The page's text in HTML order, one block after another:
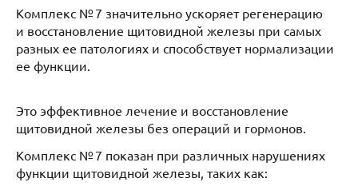
Комплекс № 7 значительно ускоряет регенерацию
и восстановление щитовидной железы при самых
разных ее патологиях и способствует нормализации
ее функции.
Это эффективное лечение и восстановление
щитовидной железы без операций и гормонов.
Комплекс № 7 показан при различных нарушениях
функции щитовидной железы, таких как: